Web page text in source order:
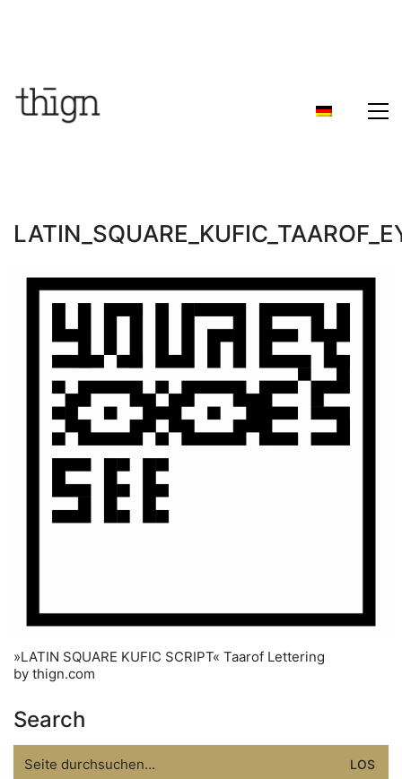
»LATIN SQUARE KUFIC SCRIPT« Taarof Lettering
by thign.com
Search
for: